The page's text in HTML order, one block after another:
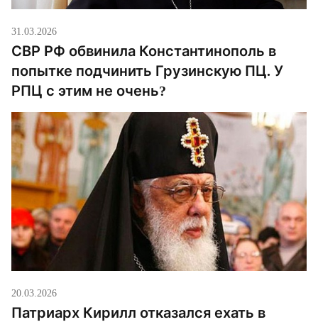
31.03.2026
СВР РФ обвинила Константинополь в
попытке подчинить Грузинскую ПЦ. У
РПЦ с этим не очень?
20.03.2026
Патриарх Кирилл отказался ехать в